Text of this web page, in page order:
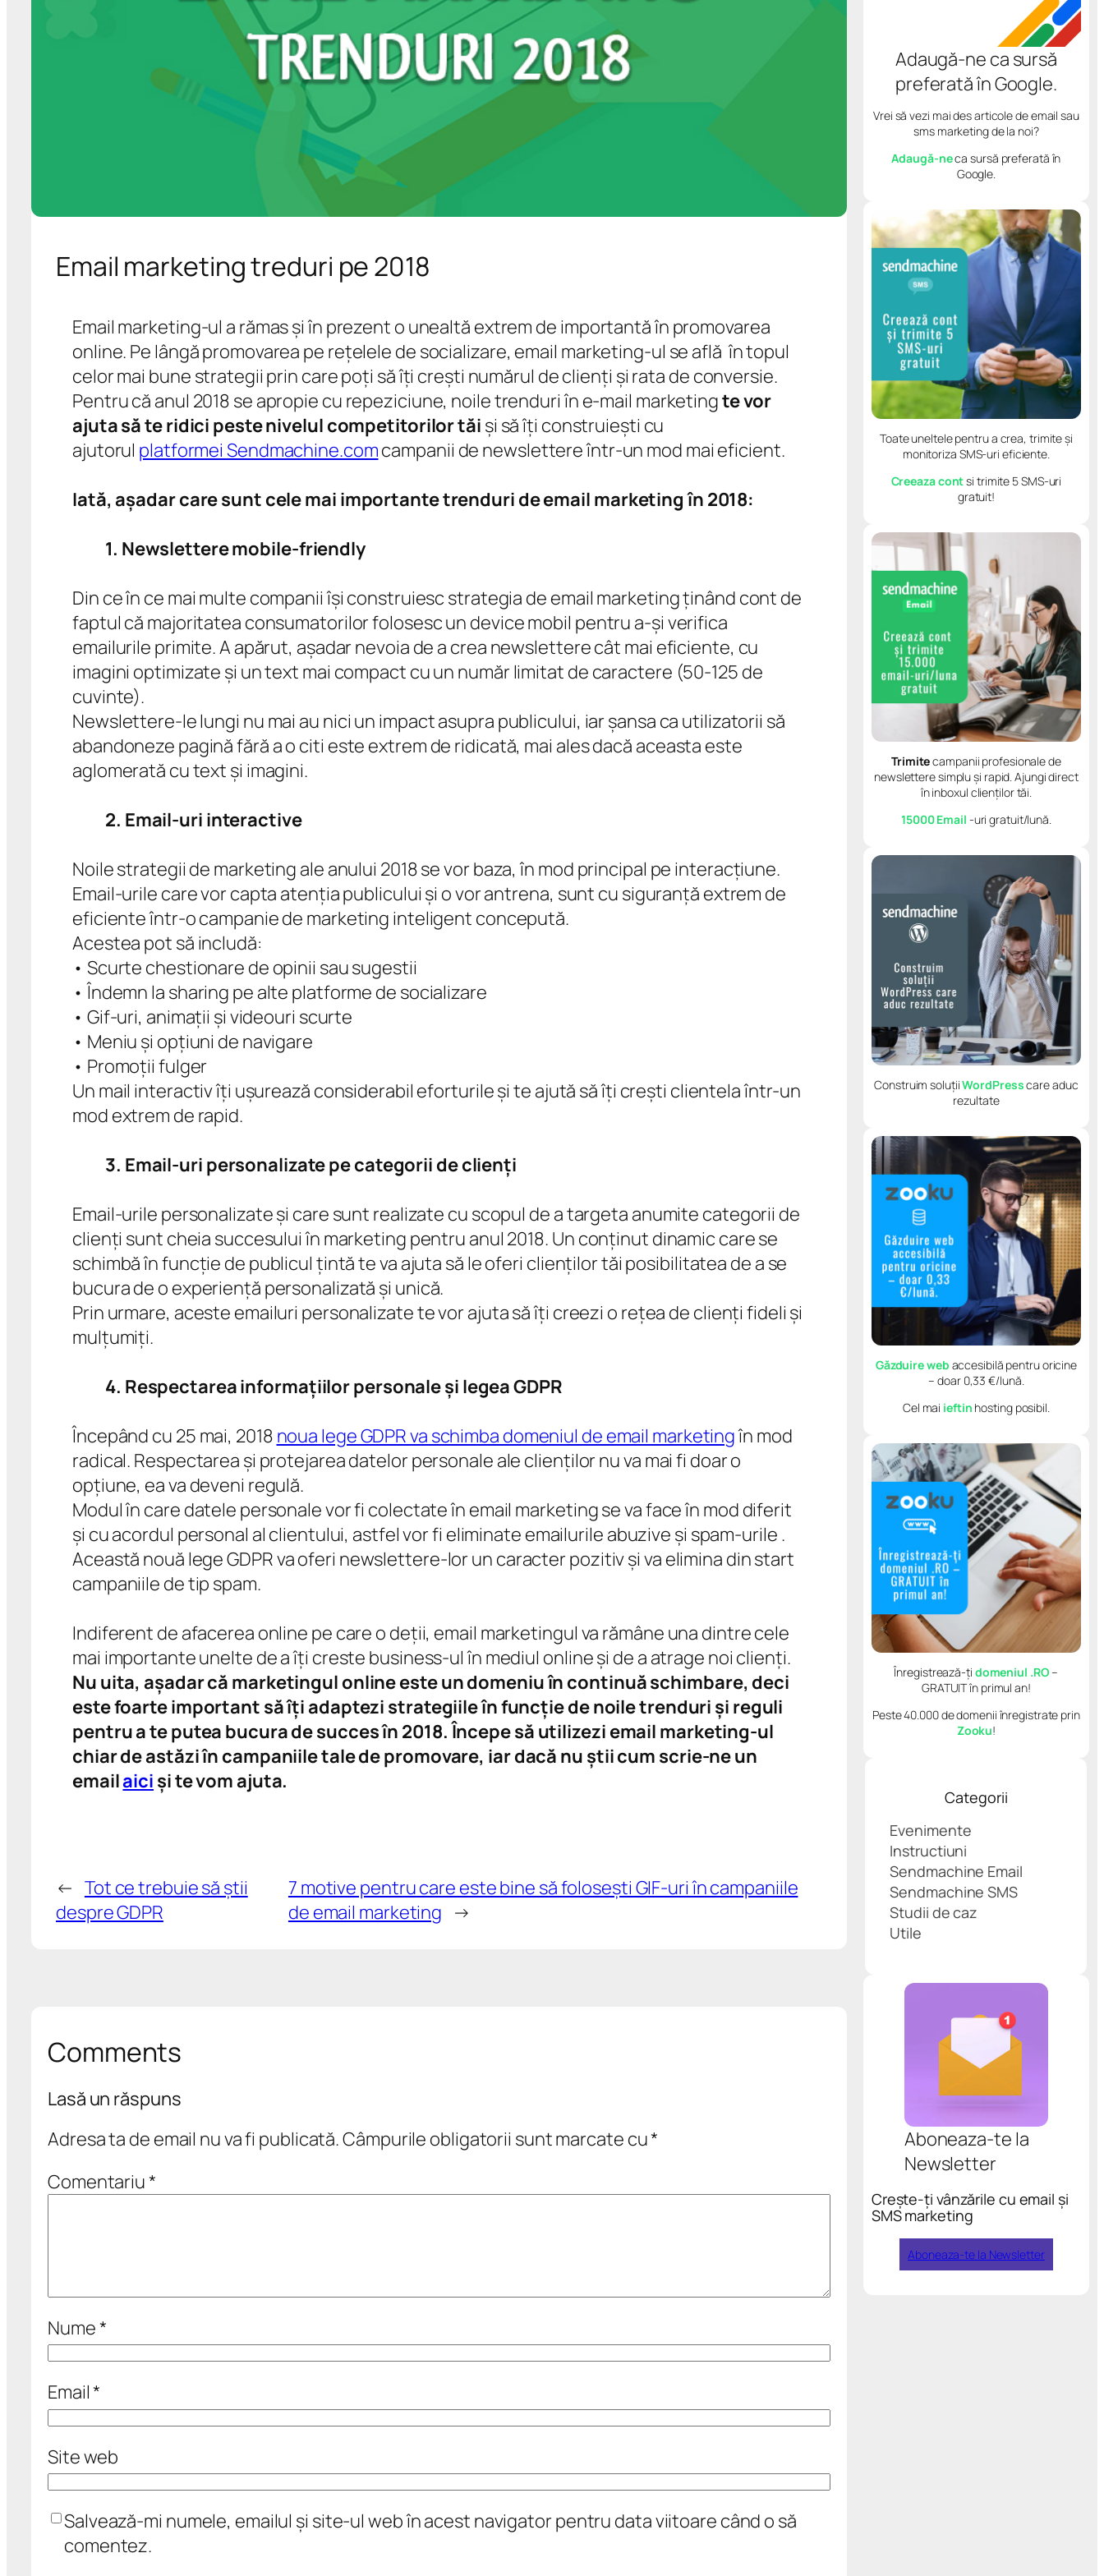
Email marketing treduri pe 2018
Email marketing-ul a rămas și în prezent o unealtă extrem de importantă în promovarea
online. Pe lângă promovarea pe rețelele de socializare, email marketing-ul se află în topul
celor mai bune strategii prin care poți să îți crești numărul de clienți și rata de conversie.
Pentru că anul 2018 se apropie cu repeziciune, noile trenduri în e-mail marketingte vor
ajuta să te ridici peste nivelul competitorilor tăi și să îți construiești cu
ajutorul platformei Sendmachine.comcampanii de newslettere într-un mod mai eficient.
Iată, așadar care sunt cele mai importante trenduri de email marketing în 2018:
1. Newslettere mobile-friendly
Din ce în ce mai multe companii își construiesc strategia de email marketing ținând cont de
faptul că majoritatea consumatorilor folosesc un device mobil pentru a-și verifica
emailurile primite. A apărut, așadar nevoia de a crea newslettere cât mai eficiente, cu
imagini optimizate și un text mai compact cu un număr limitat de caractere (50-125 de
cuvinte).
Newslettere-le lungi nu mai au nici un impact asupra publicului, iar șansa ca utilizatorii să
abandoneze pagină fără a o citi este extrem de ridicată, mai ales dacă aceasta este
aglomerată cu text și imagini.
2. Email-uri interactive
Noile strategii de marketing ale anului 2018 se vor baza, în mod principal pe interacțiune.
Email-urile care vor capta atenția publicului și o vor antrena, sunt cu siguranță extrem de
eficiente într-o campanie de marketing inteligent concepută.
Acestea pot să includă:
• Scurte chestionare de opinii sau sugestii
• Îndemn la sharing pe alte platforme de socializare
• Gif-uri, animații și videouri scurte
• Meniu și opțiuni de navigare
• Promoții fulger
Un mail interactiv îți ușurează considerabil eforturile și te ajută să îți crești clientela într-un
mod extrem de rapid.
3. Email-uri personalizate pe categorii de clienți
Email-urile personalizate și care sunt realizate cu scopul de a targeta anumite categorii de
clienți sunt cheia succesului în marketing pentru anul 2018. Un conținut dinamic care se
schimbă în funcție de publicul țintă te va ajuta să le oferi clienților tăi posibilitatea de a se
bucura de o experiență personalizată și unică.
Prin urmare, aceste emailuri personalizate te vor ajuta să îți creezi o rețea de clienți fideli și
mulțumiți.
4. Respectarea informațiilor personale și legea GDPR
Începând cu 25 mai, 2018 noua lege GDPR va schimba domeniul de email marketingîn mod
radical. Respectarea și protejarea datelor personale ale clienților nu va mai fi doar o
opțiune, ea va deveni regulă.
Modul în care datele personale vor fi colectate în email marketing se va face în mod diferit
și cu acordul personal al clientului, astfel vor fi eliminate emailurile abuzive și spam-urile .
Această nouă lege GDPR va oferi newslettere-lor un caracter pozitiv și va elimina din start
campaniile de tip spam.
Indiferent de afacerea online pe care o deții, email marketingul va rămâne una dintre cele
mai importante unelte de a îți creste business-ul în mediul online şi de a atrage noi clienți.
Nu uita, așadar că marketingul online este un domeniu în continuă schimbare, deci
este foarte important să îți adaptezi strategiile în funcție de noile trenduri și reguli
pentru a te putea bucura de succes în 2018. Începe să utilizezi email marketing-ul
chiar de astăzi în campaniile tale de promovare, iar dacă nu știi cum scrie-ne un
emailaici și te vom ajuta.
← Tot ce trebuie să știi
despre GDPR
7 motive pentru care este bine să folosești GIF-uri în campaniile
de email marketing →
Comments
Lasă un răspuns
Adresa ta de email nu va fi publicată.Câmpurile obligatorii sunt marcate cu*
Comentariu*
Nume*
Email*
Site web
Salvează-mi numele, emailul și site-ul web în acest navigator pentru data viitoare când o să
comentez.
Adaugă-ne ca sursă
preferată în Google.
Vrei să vezi mai des articole de email sau
sms marketing de la noi?
Adaugă-neca sursă preferată în
Google.
Toate uneltele pentru a crea, trimite și
monitoriza SMS-uri eficiente.
Creeaza contsi trimite 5 SMS-uri
gratuit!
Trimitecampanii profesionale de
newslettere simplu și rapid. Ajungi direct
în inboxul clienților tăi.
15000 Email -uri gratuit/lună.
Construim soluțiiWordPresscare aduc
rezultate
Găzduire web accesibilă pentru oricine
– doar 0,33 €/lună.
Cel mai ieftin hosting posibil.
Înregistrează-ți domeniul .RO–
GRATUIT în primul an!
Peste 40.000 de domenii înregistrate prin
Zooku!
Categorii
Evenimente
Instructiuni
Sendmachine Email
Sendmachine SMS
Studii de caz
Utile
Aboneaza-te la
Newsletter
Crește-ți vânzările cu email și
SMS marketing
Aboneaza-te la Newsletter